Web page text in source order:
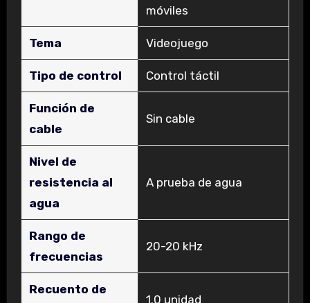
móviles
Tema ‎Videojuego
Tipo de control ‎Control táctil
Función de
cable
‎Sin cable
Nivel de
resistencia al
agua
‎A prueba de agua
Rango de
frecuencias
‎20-20 kHz
Recuento de
‎1.0 unidad